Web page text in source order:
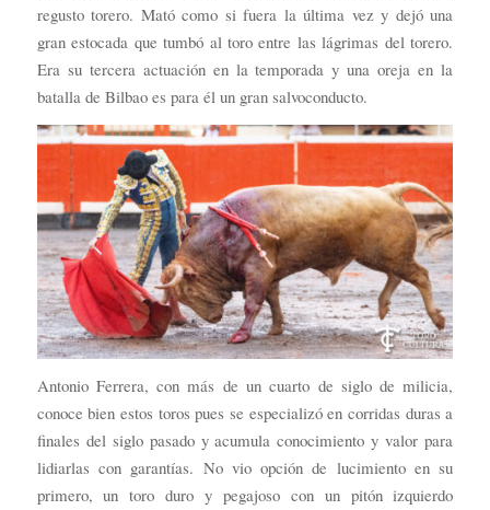
regusto torero. Mató como si fuera la última vez y dejó una
gran estocada que tumbó al toro entre las lágrimas del torero.
Era su tercera actuación en la temporada y una oreja en la
batalla de Bilbao es para él un gran salvoconducto.
Antonio Ferrera, con más de un cuarto de siglo de milicia,
conoce bien estos toros pues se especializó en corridas duras a
finales del siglo pasado y acumula conocimiento y valor para
lidiarlas con garantías. No vio opción de lucimiento en su
primero, un toro duro y pegajoso con un pitón izquierdo